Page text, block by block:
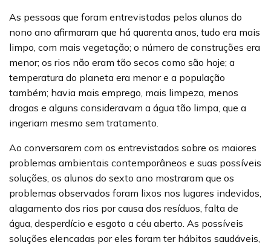
As pessoas que foram entrevistadas pelos alunos do
nono ano afirmaram que há quarenta anos, tudo era mais
limpo, com mais vegetação; o número de construções era
menor; os rios não eram tão secos como são hoje; a
temperatura do planeta era menor e a população
também; havia mais emprego, mais limpeza, menos
drogas e alguns consideravam a água tão limpa, que a
ingeriam mesmo sem tratamento.
Ao conversarem com os entrevistados sobre os maiores
problemas ambientais contemporâneos e suas possíveis
soluções, os alunos do sexto ano mostraram que os
problemas observados foram lixos nos lugares indevidos,
alagamento dos rios por causa dos resíduos, falta de
água, desperdício e esgoto a céu aberto. As possíveis
soluções elencadas por eles foram ter hábitos saudáveis,